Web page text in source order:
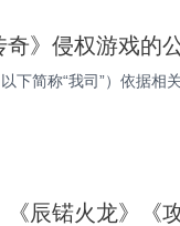
奇》侵权游戏的
下简称“我司”）依据相
《辰锘火龙》